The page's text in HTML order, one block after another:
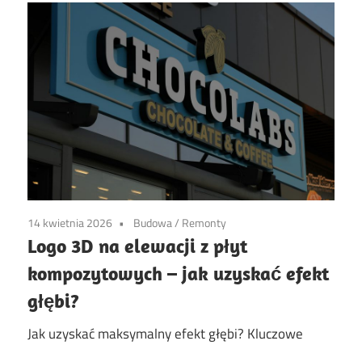
14 kwietnia 2026 Budowa/ Remonty
Logo 3D na elewacji z płyt
kompozytowych – jak uzyskać efekt
głębi?
Jak uzyskać maksymalny efekt głębi? Kluczowe